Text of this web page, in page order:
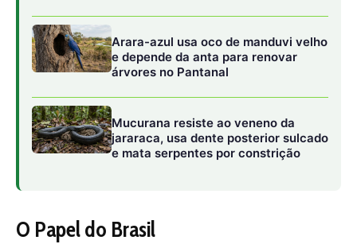
Arara-azul usa oco de manduvi velho
e depende da anta para renovar
árvores no Pantanal
Mucurana resiste ao veneno da
jararaca, usa dente posterior sulcado
e mata serpentes por constrição
O Papel do Brasil